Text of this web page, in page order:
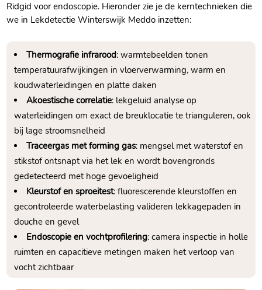
Ridgid voor endoscopie.​ Hieronder zie je de kerntechnieken die
we in Lekdetectie Winterswijk Meddo inzetten:
Thermografie infrarood: warmtebeelden tonen
temperatuurafwijkingen in vloerverwarming, warm en
koudwaterleidingen en platte daken
Akoestische correlatie: lekgeluid analyse op
waterleidingen om exact de breuklocatie te trianguleren, ook
bij lage stroomsnelheid
Traceergas met forming gas: mengsel met waterstof en
stikstof ontsnapt via het lek en wordt bovengronds
gedetecteerd met hoge gevoeligheid
Kleurstof en sproeitest: fluorescerende kleurstoffen en
gecontroleerde waterbelasting valideren lekkagepaden in
douche en gevel
Endoscopie en vochtprofilering: camera inspectie in holle
ruimten en capacitieve metingen maken het verloop van
vocht zichtbaar